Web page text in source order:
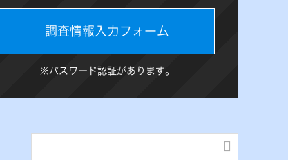
調査情報入力フォーム
※パスワード認証があります。